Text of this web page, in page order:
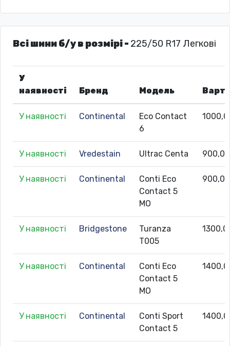
Всі шини б/у в розмірі - 225/50 R17 Легкові
У
наявності
Бренд Модель
У наявності Continental
Eco Contact
6
У наявності Vredestain Ultrac Centa
У наявності Continental
Conti Eco
Contact 5
MO
У наявності Bridgestone
Turanza
T005
У наявності Continental
Conti Eco
Contact 5
MO
У наявності Continental
Conti Sport
Contact 5